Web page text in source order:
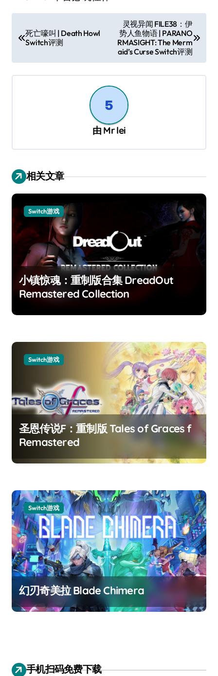
章 死亡嚎叫 | Death Howl
Switch评测
灵视异闻 FILE38：伊
势人鱼物语 | PARANO
RMASIGHT: The Merm
aid’s Curse Switch评测
由 Mr lei
相关文章
Switch游戏
小镇惊魂：重制版合集 DreadOut
Remastered Collection
Switch游戏
圣恩传说F：重制版 Tales of Graces f
Remastered
Switch游戏
幻刃奇美拉 Blade Chimera
手机扫码免费下载